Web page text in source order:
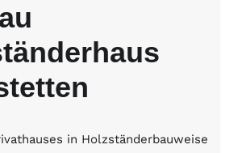
in Holzständerbauweise